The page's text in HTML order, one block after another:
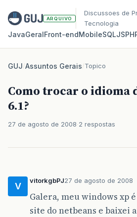
ARQUIVO
Discussoes de
Tecnologia
JavaGeralFront‑endMobileSQLJS
GUJ/Assuntos Gerais/Topico
Como trocar o idioma
6.1?
27 de agosto de 2008 2 respostas
V
vitorkgbPJ27 de agosto de 2008
Galera, meu windows xp
site do netbeans e baixei